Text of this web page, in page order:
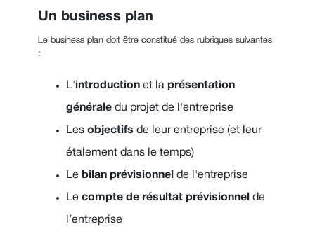
Un business plan
Le business plan doit être constitué des rubriques suivantes
:
L'introduction et la présentation
générale du projet de l'entreprise
Les objectifs de leur entreprise (et leur
étalement dans le temps)
Le bilan prévisionnel de l'entreprise
Le compte de résultat prévisionnel de
l’entreprise